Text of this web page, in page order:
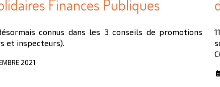
Finances Publiques
connus dans les 3 conseils de promotions
et inspecteurs).
2021